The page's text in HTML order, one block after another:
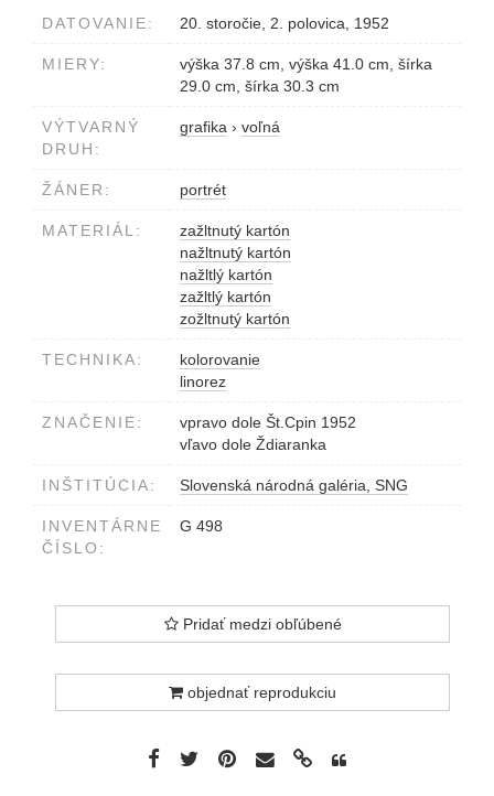
DATOVANIE: 20. storočie, 2. polovica, 1952
MIERY:
výška 37.8 cm, výška 41.0 cm, šírka
29.0 cm, šírka 30.3 cm
VÝTVARNÝ
DRUH:
grafika › voľná
ŽÁNER: portrét
MATERIÁL:
zažltnutý kartón
nažltnutý kartón
nažltlý kartón
zažltlý kartón
zožltnutý kartón
TECHNIKA:
kolorovanie
linorez
ZNAČENIE:
vpravo dole Št.Cpin 1952
vľavo dole Ždiaranka
INŠTITÚCIA: Slovenská národná galéria, SNG
INVENTÁRNE
ČÍSLO:
G 498
Pridať medzi obľúbené
objednať reprodukciu